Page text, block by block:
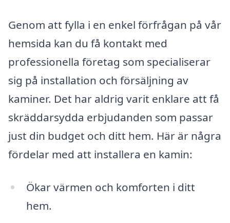
Genom att fylla i en enkel förfrågan på vår
hemsida kan du få kontakt med
professionella företag som specialiserar
sig på installation och försäljning av
kaminer. Det har aldrig varit enklare att få
skräddarsydda erbjudanden som passar
just din budget och ditt hem. Här är några
fördelar med att installera en kamin:
Ökar värmen och komforten i ditt
hem.